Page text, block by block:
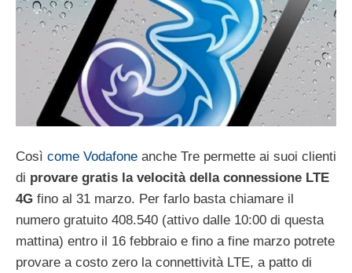
Così come Vodafone anche Tre permette ai suoi clienti
di provare gratis la velocità della connessione LTE
4G fino al 31 marzo. Per farlo basta chiamare il
numero gratuito 408.540 (attivo dalle 10:00 di questa
mattina) entro il 16 febbraio e fino a fine marzo potrete
provare a costo zero la connettività LTE, a patto di